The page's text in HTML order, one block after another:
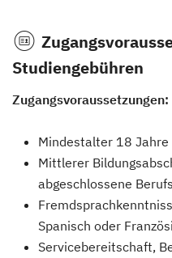
Studiengebühren
Zugangsvoraussetzungen:
Mindestalter 18 Jahre
Mittlerer
abgeschlossene
Spanisch oder
Servicebereitschaft,